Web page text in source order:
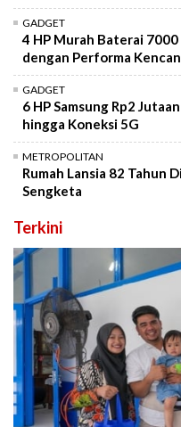
GADGET
4 HP Murah Baterai
dengan Performa
GADGET
6 HP Samsung Rp2
hingga Koneksi 5G
METROPOLITAN
Rumah Lansia 82 Tahun
Sengketa
Terkini